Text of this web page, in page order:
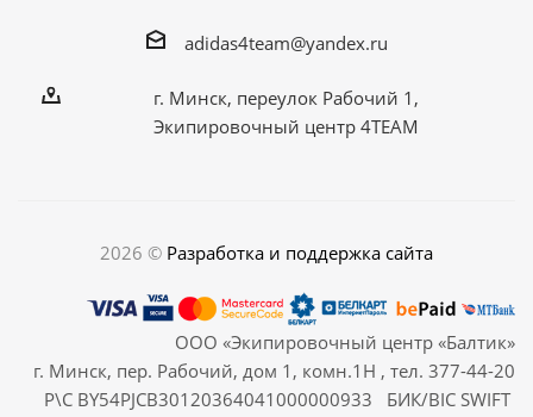
adidas4team@yandex.ru
г. Минск, переулок Рабочий 1,
Экипировочный центр 4TEAM
2026 © Разработка и поддержка сайта
ООО «Экипировочный центр «Балтик»
г. Минск, пер. Рабочий, дом 1, комн.1Н , тел. 377-44-20
Р\С BY54PJCB30120364041000000933 БИК/BIC SWIFT